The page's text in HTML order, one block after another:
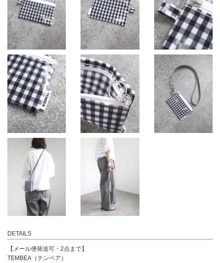
DETAILS
【メール便発送可・2点まで】
TEMBEA（テンベア）